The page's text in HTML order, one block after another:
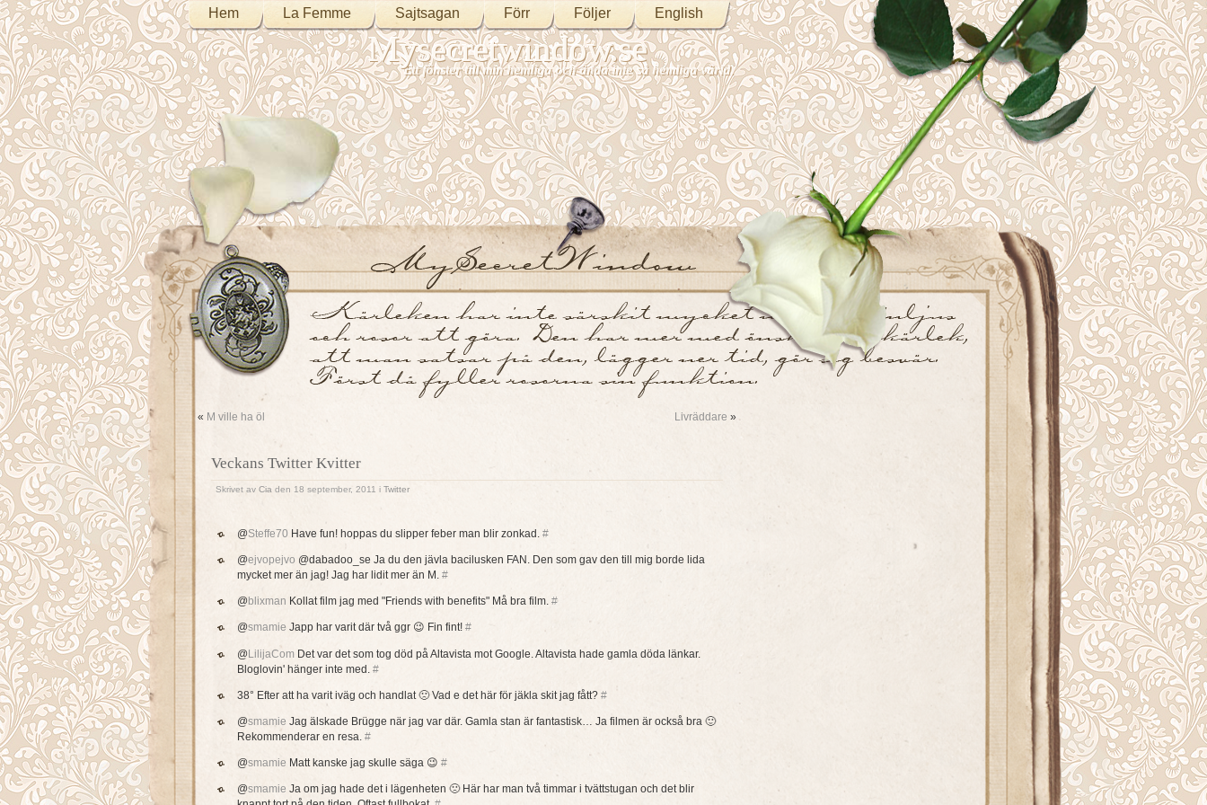
Hem La Femme Sajtsagan Förr Följer English
Mysecretwindow.se
Ett fönster till min hemliga och ändå inte så hemliga värld.
« M ville ha öl Livräddare »
Veckans Twitter Kvitter
Skrivet av Cia den 18 september, 2011 i Twitter
@Steffe70 Have fun! hoppas du slipper feber man blir zonkad.#
@ejvopejvo @dabadoo_se Ja du den jävla bacilusken FAN. Den som gav den till mig borde lida
mycket mer än jag! Jag har lidit mer än M.#
@blixman Kollat film jag med "Friends with benefits" Må bra film.#
@smamie Japp har varit där två ggr 😉 Fin fint!#
@LilijaCom Det var det som tog död på Altavista mot Google. Altavista hade gamla döda länkar.
Bloglovin' hänger inte med.#
38° Efter att ha varit iväg och handlat 🙁 Vad e det här för jäkla skit jag fått?#
@smamie Jag älskade Brügge när jag var där. Gamla stan är fantastisk… Ja filmen är också bra 🙂
Rekommenderar en resa.#
@smamie Matt kanske jag skulle säga 😉#
@smamie Ja om jag hade det i lägenheten 🙁 Här har man två timmar i tvättstugan och det blir